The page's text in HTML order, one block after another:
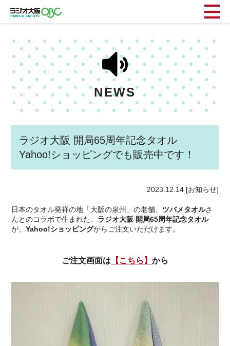
NEWS
ラジオ大阪 開局65周年記念タオル
Yahoo!ショッピングでも販売中です！
2023.12.14[お知らせ]
日本のタオル発祥の地「大阪の泉州」の老舗、 ツバメタオルさ
んとのコラボで生まれた、 ラジオ大阪 開局65周年記念タオル
が、Yahoo!ショッピングからご注文いただけます。
ご注文画面は 【こちら】 から